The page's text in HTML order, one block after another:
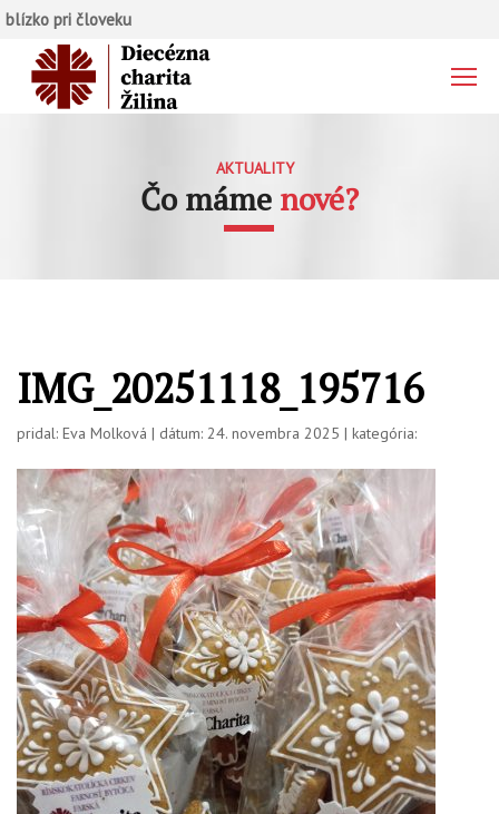
blízko pri človeku
AKTUALITY
Čo máme nové?
IMG_20251118_195716
pridal: Eva Molková | dátum: 24. novembra 2025 | kategória: